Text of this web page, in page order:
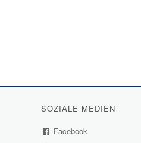
SOZIALE MEDIEN
Facebook